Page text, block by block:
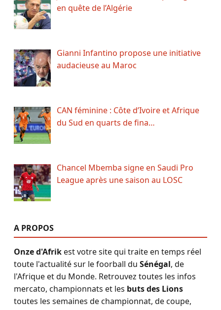
en quête de l’Algérie
Gianni Infantino propose une initiative
audacieuse au Maroc
CAN féminine : Côte d’Ivoire et Afrique
du Sud en quarts de fina…
Chancel Mbemba signe en Saudi Pro
League après une saison au LOSC
A PROPOS
Onze d'Afrikest votre site qui traite en temps réel
toute l'actualité sur le foorball du Sénégal, de
l'Afrique et du Monde. Retrouvez toutes les infos
mercato, championnats et les buts des Lions
toutes les semaines de championnat, de coupe,